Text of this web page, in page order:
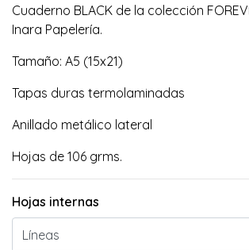
Cuaderno BLACK de la colección
Inara Papelería.
Tamaño: A5 (15x21)
Tapas duras termolaminadas
Anillado metálico lateral
Hojas de 106 grms.
Hojas internas